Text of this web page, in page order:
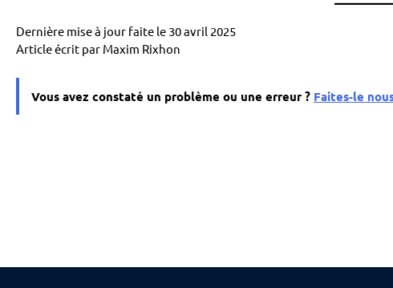
Dernière mise à jour faite le 30 avril 2025
Article écrit par Maxim Rixhon
Vous avez constaté un problème ou une erreur ? Faites-le